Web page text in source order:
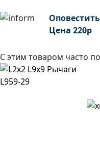
Цена 220р
С этим товаром часто